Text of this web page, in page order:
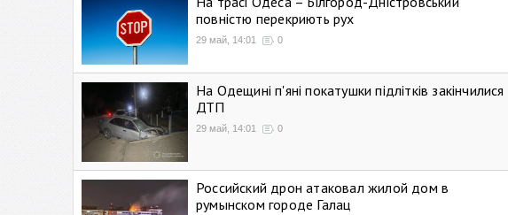
повністю перекриють рух
29 май, 14:01 0
На Одещині п'яні покатушки підлітків закінчилися
ДТП
29 май, 14:01 0
Российский дрон атаковал жилой дом в
румынском городе Галац